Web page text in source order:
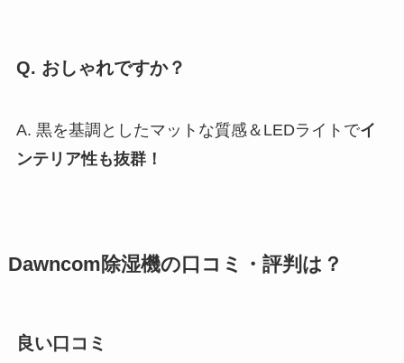
Q. おしゃれですか？
A. 黒を基調としたマットな質感＆LEDライトでイ
ンテリア性も抜群！
Dawncom除湿機の口コミ・評判は？
良い口コミ